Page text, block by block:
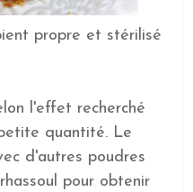
propre et stérilisé
l'effet recherché
quantité. Le
d'autres poudres
pour obtenir